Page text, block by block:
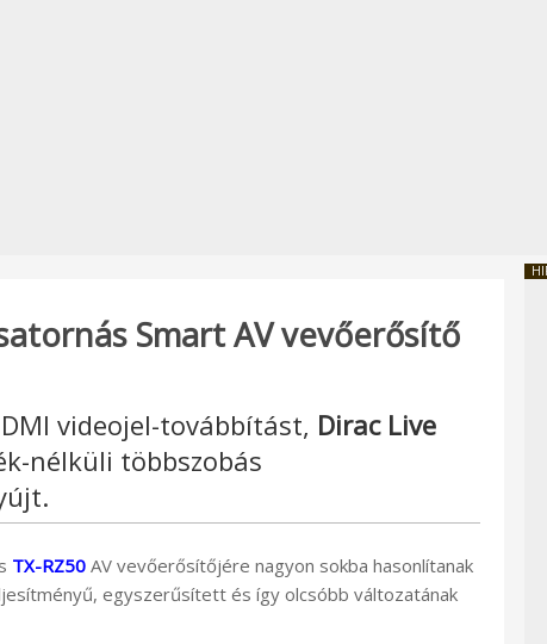
Smart AV vevőerősítő
videojel-továbbítást, Dirac Live
nélküli többszobás
TX-RZ50 AV vevőerősítőjére nagyon sokba hasonlítanak
egyszerűsített és így olcsóbb változatának